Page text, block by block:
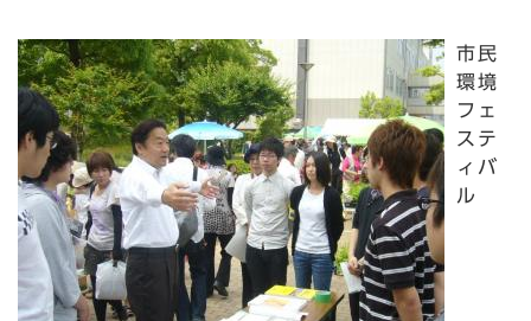
市民
環境
フェ
ステ
ィバ
ル